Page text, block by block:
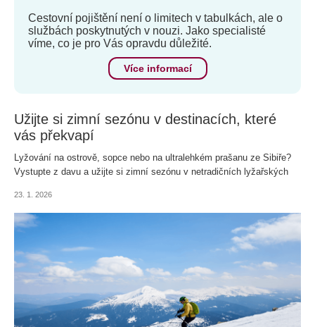
Cestovní pojištění není o limitech v tabulkách, ale o
službách poskytnutých v nouzi. Jako specialisté
víme, co je pro Vás opravdu důležité.
Více informací
Užijte si zimní sezónu v destinacích, které
vás překvapí
Lyžování na ostrově, sopce nebo na ultralehkém prašanu ze Sibiře?
Vystupte z davu a užijte si zimní sezónu v netradičních lyžařských
23. 1. 2026